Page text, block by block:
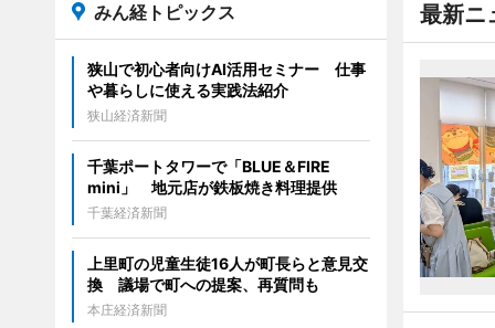
最新ニ
みん経トピックス
狭山で初心者向けAI活用セミナー 仕事
や暮らしに使える実践法紹介
狭山経済新聞
千葉ポートタワーで「BLUE＆FIRE
mini」 地元店が鉄板焼き料理提供
千葉経済新聞
上里町の児童生徒16人が町長らと意見交
換 議場で町への提案、再質問も
本庄経済新聞